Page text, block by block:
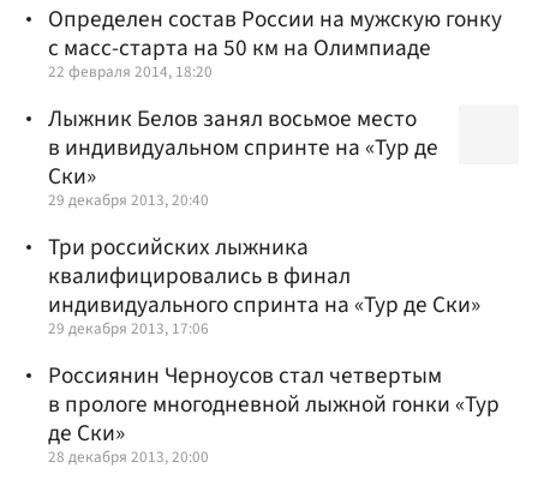
Определен состав России на мужскую гонку
с масс-старта на 50 км на Олимпиаде
22 февраля 2014, 18:20
Лыжник Белов занял восьмое место
в индивидуальном спринте на «Тур де
Ски»
29 декабря 2013, 20:40
Три российских лыжника
квалифицировались в финал
индивидуального спринта на «Тур де Ски»
29 декабря 2013, 17:06
Россиянин Черноусов стал четвертым
в прологе многодневной лыжной гонки «Тур
де Ски»
28 декабря 2013, 20:00